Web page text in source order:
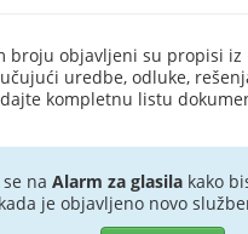
broju objavljeni su propisi
uredbe, odluke,
kompletnu listu
na Alarm za glasilakako
kada je objavljeno novo